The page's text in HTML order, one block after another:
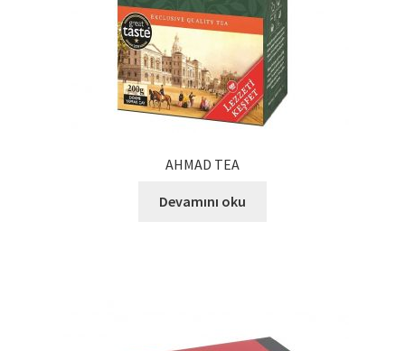
Yönetim Kurulu
Yönetim Kurulu Kişiler
AHMAD TEA
Devamını oku